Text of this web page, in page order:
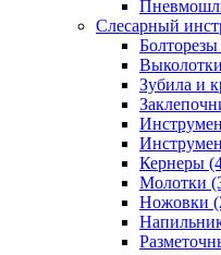
Слесарный
Зубила и
Кернеры
Молотки
Ножовки